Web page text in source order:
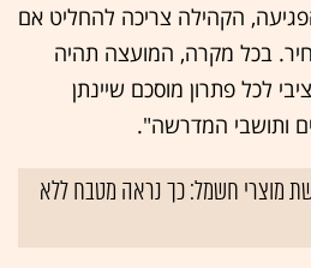
הקהילה צריכה להחליט אם
בכל מקרה, המועצה תהיה
לכל פתרון מוסכם שיינתן
ותושבי המדרשה".
מוצרי חשמל: כך נראה מטבח ללא